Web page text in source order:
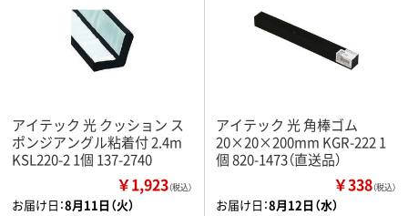
アイテック 光 クッション ス
ポンジアングル粘着付 2.4m
KSL220-2 1個 137-2740
￥1,923（税込）
お届け日：8月11日（火）
アイテック 光 角棒ゴム
20×20×200mm KGR-222 1
個 820-1473（直送品）
￥338（税込）
お届け日：8月12日（水）